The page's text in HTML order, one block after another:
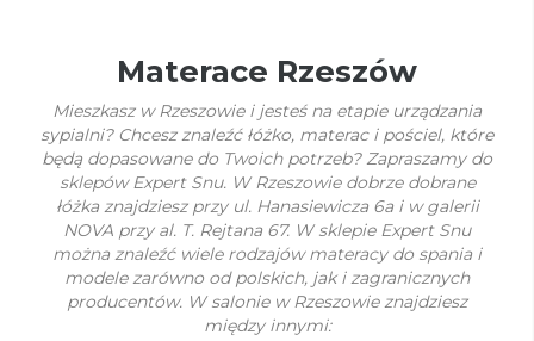
Materace Rzeszów
Mieszkasz w Rzeszowie i jesteś na etapie urządzania
sypialni? Chcesz znaleźć łóżko, materac i pościel, które
będą dopasowane do Twoich potrzeb? Zapraszamy do
sklepów Expert Snu. W Rzeszowie dobrze dobrane
łóżka znajdziesz przy ul. Hanasiewicza 6a i w galerii
NOVA przy al. T. Rejtana 67. W sklepie Expert Snu
można znaleźć wiele rodzajów materacy do spania i
modele zarówno od polskich, jak i zagranicznych
producentów. W salonie w Rzeszowie znajdziesz
między innymi: